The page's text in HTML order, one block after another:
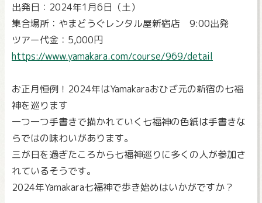
出発日：2024年1月6日（土）
集合場所：やまどうぐレンタル屋新宿店 9:00出発
ツアー代金：5,000円
https://www.yamakara.com/course/969/detail
お正月恒例！2024年はYamakaraおひざ元の新宿の七福
神を巡ります
一つ一つ手書きで描かれていく七福神の色紙は手書きな
らではの味わいがあります。
三が日を過ぎたころから七福神巡りに多くの人が参加さ
れているそうです。
2024年Yamakara七福神で歩き始めはいかがですか？